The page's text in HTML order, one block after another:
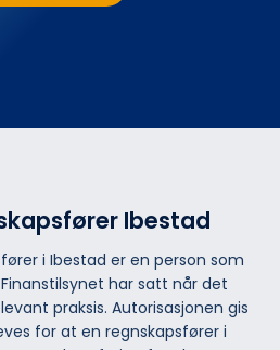
Ibestad
i Ibestad er en person som
Finanstilsynet har satt når det
praksis. Autorisasjonen gis
for at en regnskapsfører i